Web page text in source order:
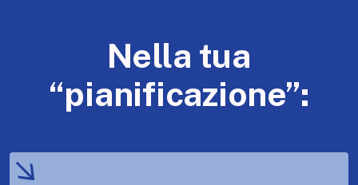
Nella tua
“pianificazione”: